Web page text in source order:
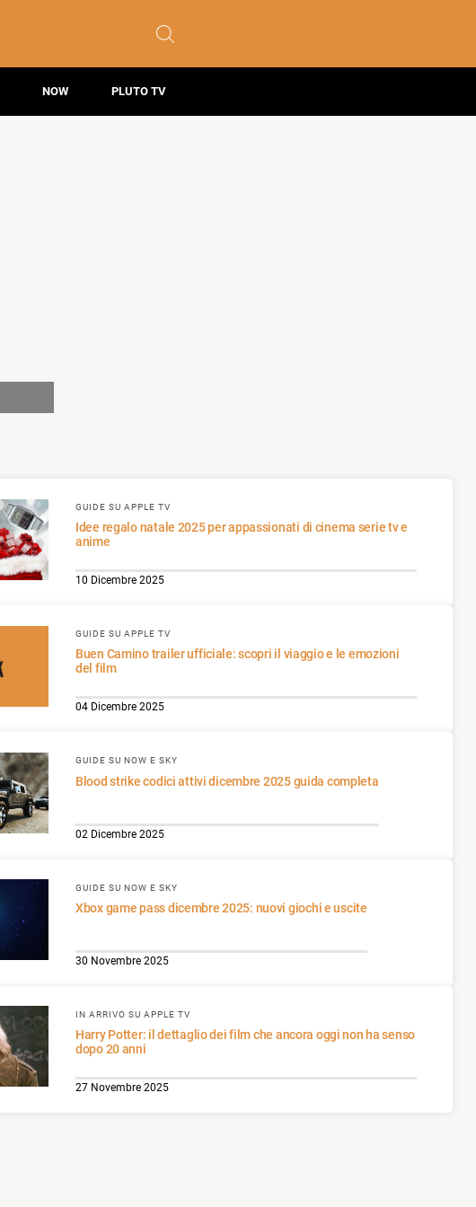
NOW PLUTO TV
GUIDE SU APPLE TV
Idee regalo natale 2025 per appassionati di cinema serie tv e
anime
10 Dicembre 2025
GUIDE SU APPLE TV
Buen Camino trailer ufficiale: scopri il viaggio e le emozioni
del film
04 Dicembre 2025
GUIDE SU NOW E SKY
Blood strike codici attivi dicembre 2025 guida completa
02 Dicembre 2025
GUIDE SU NOW E SKY
Xbox game pass dicembre 2025: nuovi giochi e uscite
30 Novembre 2025
IN ARRIVO SU APPLE TV
Harry Potter: il dettaglio dei film che ancora oggi non ha senso
dopo 20 anni
27 Novembre 2025